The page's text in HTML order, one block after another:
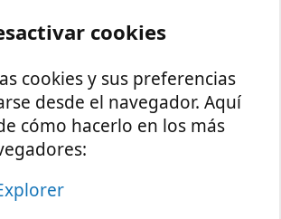
cookies
cookies y sus preferencias
desde el navegador. Aquí
cómo hacerlo en los más